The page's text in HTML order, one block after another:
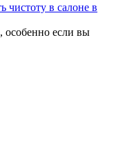
чистоту в салоне в
особенно если вы